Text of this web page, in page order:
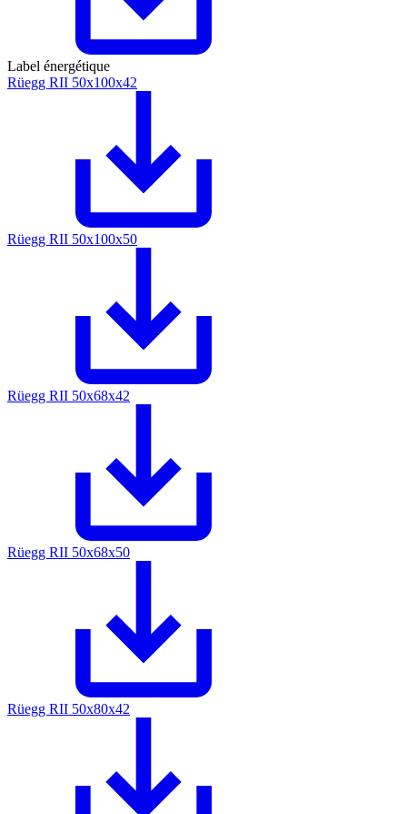
Label énergétique
Rüegg RII 50x100x42
Rüegg RII 50x100x50
Rüegg RII 50x68x42
Rüegg RII 50x68x50
Rüegg RII 50x80x42